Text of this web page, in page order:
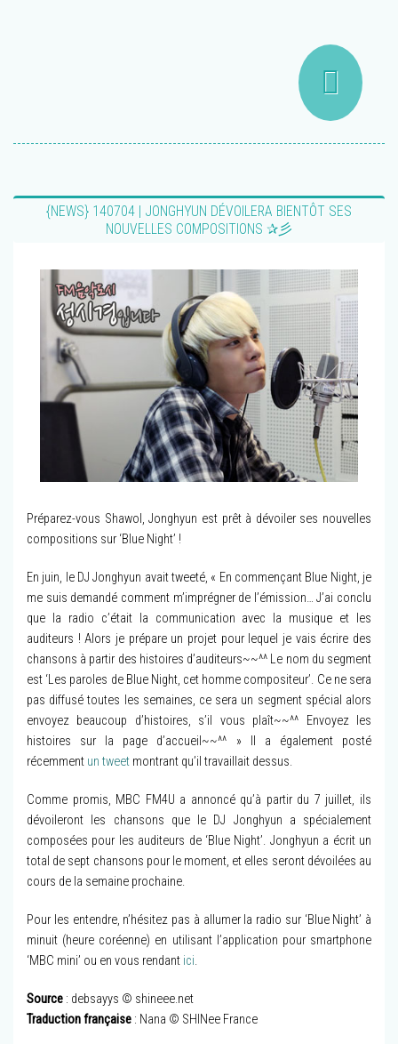
{NEWS} 140704 | JONGHYUN DÉVOILERA BIENTÔT SES
NOUVELLES COMPOSITIONS ✰彡
Préparez-vous Shawol, Jonghyun est prêt à dévoiler ses nouvelles
compositions sur ‘Blue Night’ !
En juin, le DJ Jonghyun avait tweeté, « En commençant Blue Night, je
me suis demandé comment m’imprégner de l’émission… J’ai conclu
que la radio c’était la communication avec la musique et les
auditeurs ! Alors je prépare un projet pour lequel je vais écrire des
chansons à partir des histoires d’auditeurs~~^^ Le nom du segment
est ‘Les paroles de Blue Night, cet homme compositeur’. Ce ne sera
pas diffusé toutes les semaines, ce sera un segment spécial alors
envoyez beaucoup d’histoires, s’il vous plaît~~^^ Envoyez les
histoires sur la page d’accueil~~^^ » Il a également posté
récemment un tweet montrant qu’il travaillait dessus.
Comme promis, MBC FM4U a annoncé qu’à partir du 7 juillet, ils
dévoileront les chansons que le DJ Jonghyun a spécialement
composées pour les auditeurs de ‘Blue Night’. Jonghyun a écrit un
total de sept chansons pour le moment, et elles seront dévoilées au
cours de la semaine prochaine.
Pour les entendre, n’hésitez pas à allumer la radio sur ‘Blue Night’ à
minuit (heure coréenne) en utilisant l’application pour smartphone
‘MBC mini’ ou en vous rendant ici.
Source : debsayys © shineee.net
Traduction française : Nana © SHINee France